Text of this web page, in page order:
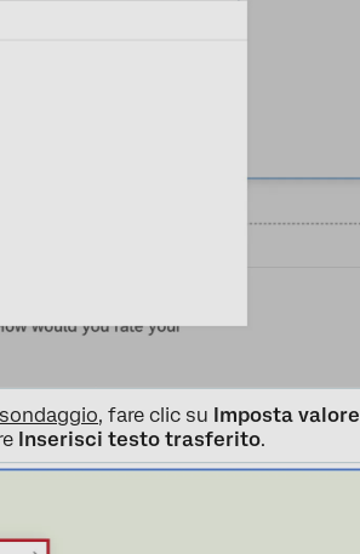
×
, fare clic su Imposta valore
Inserisci testo trasferito.